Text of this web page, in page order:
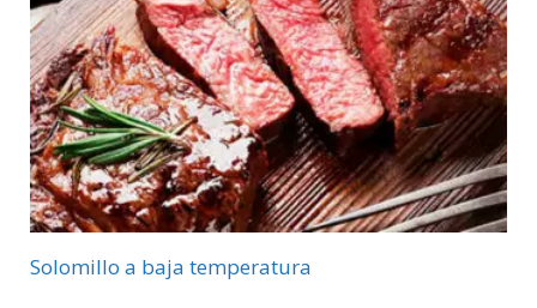
Solomillo a baja temperatura